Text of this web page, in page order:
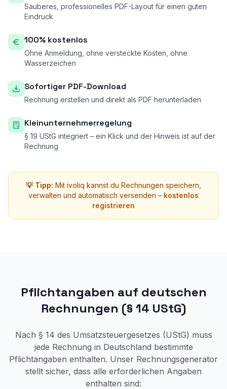
Sauberes, professionelles PDF-Layout für einen guten
Eindruck
100% kostenlos
Ohne Anmeldung, ohne versteckte Kosten, ohne
Wasserzeichen
Sofortiger PDF-Download
Rechnung erstellen und direkt als PDF herunterladen
Kleinunternehmerregelung
§ 19 UStG integriert – ein Klick und der Hinweis ist auf der
Rechnung
💡 Tipp: Mit ivoliq kannst du Rechnungen speichern,
verwalten und automatisch versenden – kostenlos
registrieren
Pflichtangaben auf deutschen
Rechnungen (§ 14 UStG)
Nach § 14 des Umsatzsteuergesetzes (UStG) muss
jede Rechnung in Deutschland bestimmte
Pflichtangaben enthalten. Unser Rechnungsgenerator
stellt sicher, dass alle erforderlichen Angaben
enthalten sind: